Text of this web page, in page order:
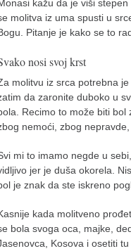
kažu da je viši stepen
molitva iz uma spusti u
Pitanje je kako se to
nosi svoj krst
molitvu iz srca potrebna
da zaronite duboko u
Recimo to može biti bol
nemoći, zbog
mi to imamo negde u
jer je duša okorela.
je znak da ste iskreno
kada molitveno
bola svoga oca, majke,
Kosova i osetiti